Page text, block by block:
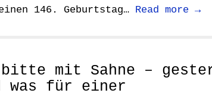
146. Geburtstag… Read more →
mit Sahne –
was für einer